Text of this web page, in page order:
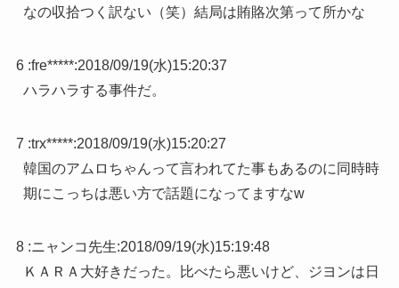
なの収拾つく訳ない（笑）結局は賄賂次第って所かな
6 :fre*****:2018/09/19(水)15:20:37
ハラハラする事件だ。
7 :trx*****:2018/09/19(水)15:20:27
韓国のアムロちゃんって言われてた事もあるのに同時時
期にこっちは悪い方で話題になってますなw
8 :ニャンコ先生:2018/09/19(水)15:19:48
ＫＡＲＡ大好きだった。比べたら悪いけど、ジヨンは日